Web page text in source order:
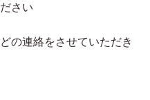
さい
の連絡をさせていただき